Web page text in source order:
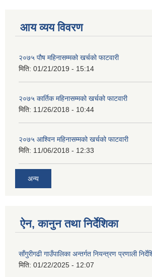
आय व्यय विवरण
२०७५ पौष महिनासम्मको खर्चको फाटवारी
मिति: 01/21/2019 - 15:14
२०७५ कार्तिक महिनासम्मको खर्चको फाटवारी
मिति: 11/26/2018 - 10:44
२०७५ आश्विन महिनासम्मको खर्चको फाटवारी
मिति: 11/06/2018 - 12:33
अन्य
ऐन, कानुन तथा निर्देशिका
साँगुरीगढी गाउँपालिका अन्तर्गत नियन्त्रण प्रणाली
मिति: 01/22/2025 - 12:07